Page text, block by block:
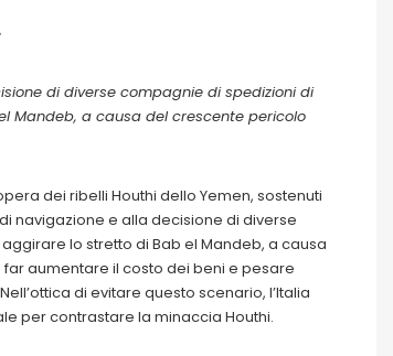
di diverse compagnie di spedizioni di
Mandeb, a causa del crescente pericolo
dei ribelli Houthi dello Yemen, sostenuti
navigazione e alla decisione di diverse
lo stretto di Bab el Mandeb, a causa
aumentare il costo dei beni e pesare
di evitare questo scenario, l’Italia
per contrastare la minaccia Houthi.